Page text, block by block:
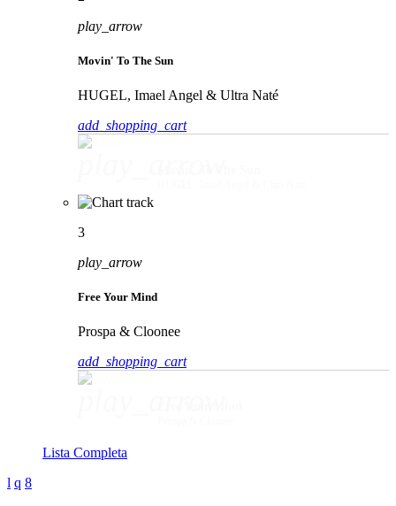
play_arrow
Movin' To The Sun
HUGEL, Imael Angel & Ultra Naté
add_shopping_cart
3
play_arrow
Free Your Mind
Prospa & Cloonee
add_shopping_cart
Lista Completa